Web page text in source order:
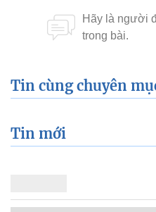
Tin cùng chuyên
Tin mới